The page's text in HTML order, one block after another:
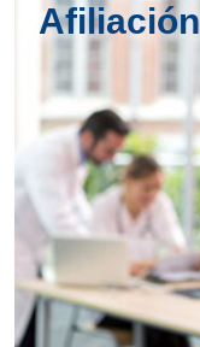
Afiliación